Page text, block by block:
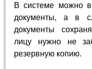
В системе можно в
документы, а в
документы
лицу нужно не
резервную копию.